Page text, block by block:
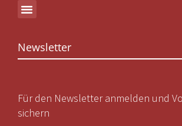
Newsletter
Für den Newsletter anmelden und
sichern